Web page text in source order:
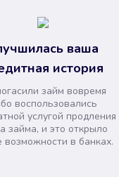
ваша
история
займ вовремя
воспользовались
услугой продления
займа, и это открыло
возможности в банках.